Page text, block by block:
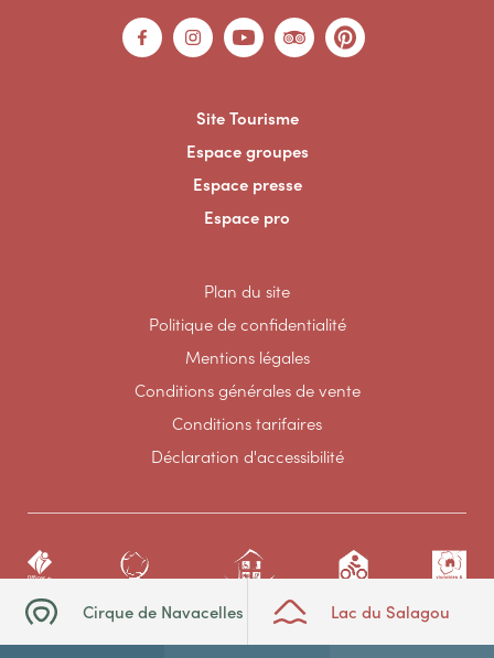
Cirque de Navacelles Lac du Salagou
Site Tourisme
Espace groupes
Espace presse
Espace pro
Plan du site
Politique de confidentialité
Mentions légales
Conditions générales de vente
Conditions tarifaires
Déclaration d'accessibilité